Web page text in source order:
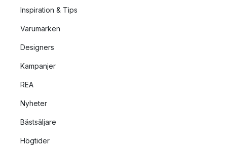
Inspiration & Tips
Varumärken
Designers
Kampanjer
REA
Nyheter
Bästsäljare
Högtider